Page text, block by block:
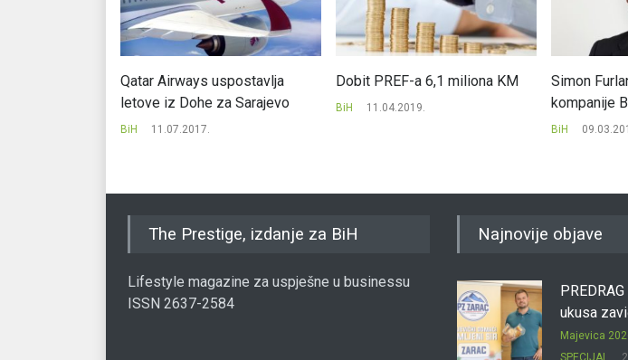
Qatar Airways uspostavlja
letove iz Dohe za Sarajevo
BiH 11.07.2017.
Dobit PREF-a 6,1 miliona KM
BiH 11.04.2019.
Simon
kompanije
BiH
The Prestige, izdanje za BiH
Lifestyle magazine za uspješne u businessu
ISSN 2637-2584
Najnovije objave
ukusa
Majevica
SPECIJAL